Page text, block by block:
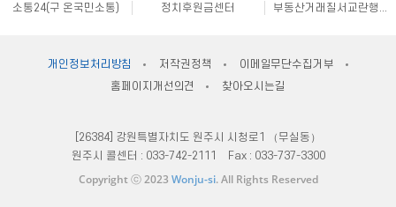
소통24(구 온국민소통)
정치후원금센터
안전신문고
내고장알리미
한국사회적기업진흥원
쌀직불금 정보공개
개인정보처리방침 저작권정책
이메일무단수집거부
홈페이지개선의견
찾아오시는길
[26384] 강원특별자치도 원주시 시청로1 （무실동）
원주시 콜센터 : 033-742-2111 Fax : 033-737-3300
Copyright ⓒ 2023 Wonju-si. All Rights Reserved